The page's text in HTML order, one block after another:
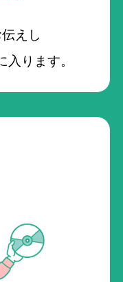
えし
ります。